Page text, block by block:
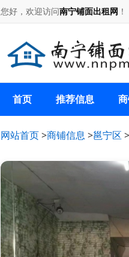
您好，欢迎访问南宁铺面出租网 ！
首页 推荐信息
网站首页>商铺信息 >邕宁区